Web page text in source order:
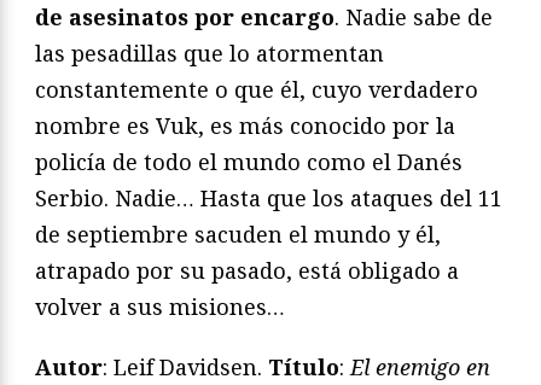
de asesinatos por encargo. Nadie sabe de
las pesadillas que lo atormentan
constantemente o que él, cuyo verdadero
nombre es Vuk, es más conocido por la
policía de todo el mundo como el Danés
Serbio. Nadie… Hasta que los ataques del 11
de septiembre sacuden el mundo y él,
atrapado por su pasado, está obligado a
volver a sus misiones…
Autor: Leif Davidsen. Título:El enemigo en